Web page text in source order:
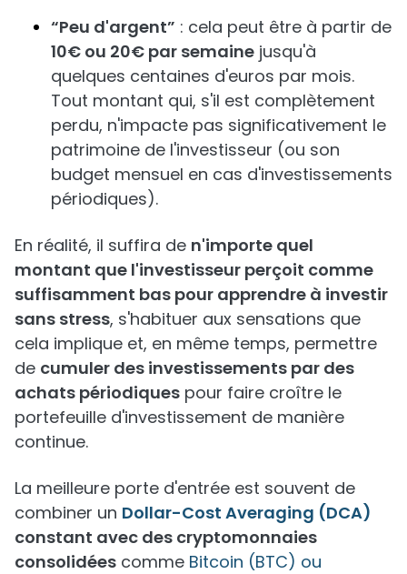
“Peu d'argent” : cela peut être à partir de
10€ ou 20€ par semaine jusqu'à
quelques centaines d'euros par mois.
Tout montant qui, s'il est complètement
perdu, n'impacte pas significativement le
patrimoine de l'investisseur (ou son
budget mensuel en cas d'investissements
périodiques).
En réalité, il suffira de n'importe quel
montant que l'investisseur perçoit comme
suffisamment bas pour apprendre à investir
sans stress, s'habituer aux sensations que
cela implique et, en même temps, permettre
de cumuler des investissements par des
achats périodiques pour faire croître le
portefeuille d'investissement de manière
continue.
La meilleure porte d'entrée est souvent de
combiner un Dollar-Cost Averaging (DCA)
constant avec des cryptomonnaies
consolidées comme Bitcoin (BTC) ou